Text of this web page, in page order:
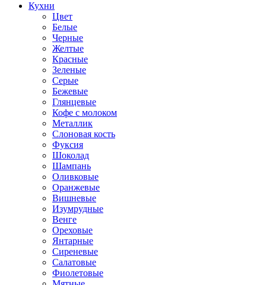
Кухни
Цвет
Белые
Черные
Желтые
Красные
Зеленые
Серые
Бежевые
Глянцевые
Кофе с молоком
Металлик
Слоновая кость
Фуксия
Шоколад
Шампань
Оливковые
Оранжевые
Вишневые
Изумрудные
Венге
Ореховые
Янтарные
Сиреневые
Салатовые
Фиолетовые